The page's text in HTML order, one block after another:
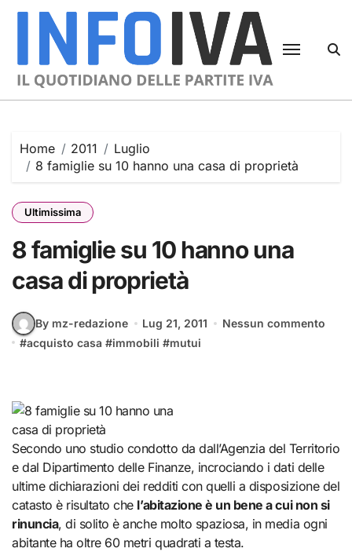
Skip
Home 2011
Luglio
8 famiglie su 10 hanno una casa di proprietà
Ultimissima
8 famiglie su 10 hanno una
casa di proprietà
By mz-redazione Lug 21, 2011
Nessun commento
#acquisto casa #immobili #mutui
Secondo uno studio condotto da dall’Agenzia del Territorio
e dal Dipartimento delle Finanze, incrociando i dati delle
ultime dichiarazioni dei redditi con quelli a disposizione del
catasto è risultato che l’abitazione è un bene a cui non si
rinuncia, di solito è anche molto spaziosa, in media ogni
abitante ha oltre 60 metri quadrati a testa.